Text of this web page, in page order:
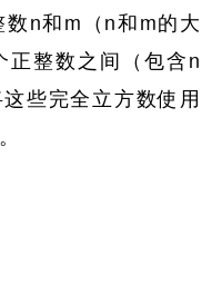
n和m（n和m的大
正整数之间 （包含n
些完全立方数使用